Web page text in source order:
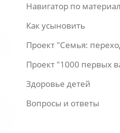
Навигатор по
Как усыновить
Проект "Семья:
Проект "1000 первых
Здоровье детей
Вопросы и ответы